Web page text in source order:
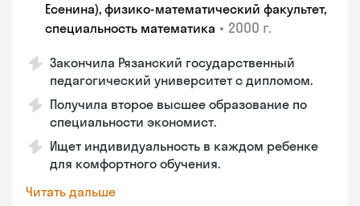
Есенина), физико-математический факультет,
специальность математика • 2000 г.
Закончилa Рязанский государственный
педагогический университет с дипломом.
Получила второе высшее образование по
специальности экономист.
Ищет индивидуальность в каждом ребенке
для комфортного обучения.
Читать дальше